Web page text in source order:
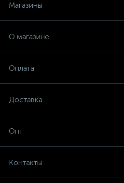
Магазины
О магазине
Оплата
Доставка
Опт
Контакты